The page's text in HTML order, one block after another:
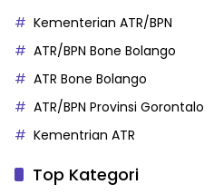
Kementerian ATR/BPN
ATR/BPN Bone Bolango
ATR Bone Bolango
ATR/BPN Provinsi Gorontalo
Kementrian ATR
Top Kategori